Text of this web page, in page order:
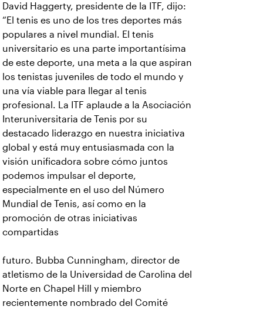
David Haggerty, presidente de la ITF, dijo:
“El tenis es uno de los tres deportes más
populares a nivel mundial. El tenis
universitario es una parte importantísima
de este deporte, una meta a la que aspiran
los tenistas juveniles de todo el mundo y
una vía viable para llegar al tenis
profesional. La ITF aplaude a la Asociación
Interuniversitaria de Tenis por su
destacado liderazgo en nuestra iniciativa
global y está muy entusiasmada con la
visión unificadora sobre cómo juntos
podemos impulsar el deporte,
especialmente en el uso del Número
Mundial de Tenis, así como en la
promoción de otras iniciativas
compartidas
futuro. Bubba Cunningham, director de
atletismo de la Universidad de Carolina del
Norte en Chapel Hill y miembro
recientemente nombrado del Comité